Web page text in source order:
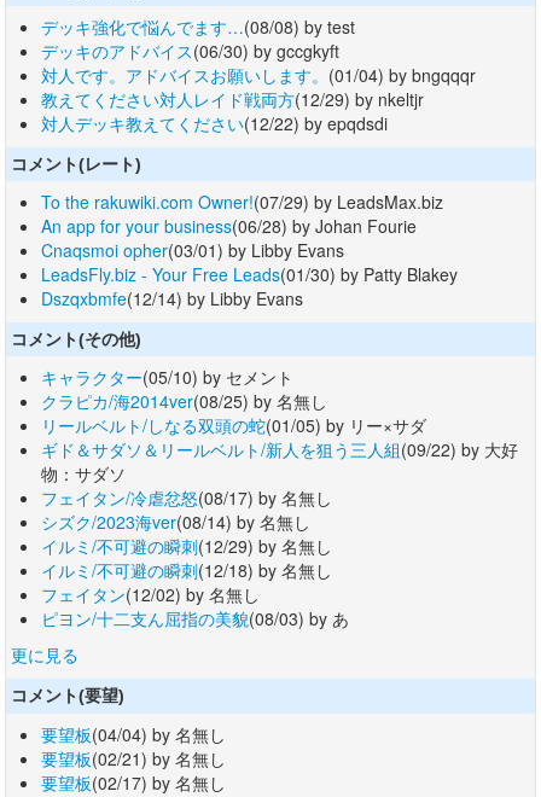
デッキ強化で悩んでます…(08/08) by test
デッキのアドバイス(06/30) by gccgkyft
対人です。アドバイスお願いします。 (01/04) by bngqqqr
教えてください対人レイド戦両方(12/29) by nkeltjr
対人デッキ教えてください(12/22) by epqdsdi
コメント(レート)
To the rakuwiki.com Owner!(07/29) by LeadsMax.biz
An app for your business(06/28) by Johan Fourie
Cnaqsmoi opher(03/01) by Libby Evans
LeadsFly.biz - Your Free Leads(01/30) by Patty Blakey
Dszqxbmfe(12/14) by Libby Evans
コメント(その他)
キャラクター(05/10) by セメント
クラピカ/海2014ver(08/25) by 名無し
リールベルト/しなる双頭の蛇(01/05) by リー×サダ
ギド＆サダソ＆リールベルト/新人を狙う三人組(09/22) by 大好
物：サダソ
フェイタン/冷虐忿怒(08/17) by 名無し
シズク/2023海ver(08/14) by 名無し
イルミ/不可避の瞬刺(12/29) by 名無し
イルミ/不可避の瞬刺(12/18) by 名無し
フェイタン(12/02) by 名無し
ピヨン/十二支ん屈指の美貌(08/03) by あ
更に見る
コメント(要望)
要望板(04/04) by 名無し
要望板(02/21) by 名無し
要望板(02/17) by 名無し